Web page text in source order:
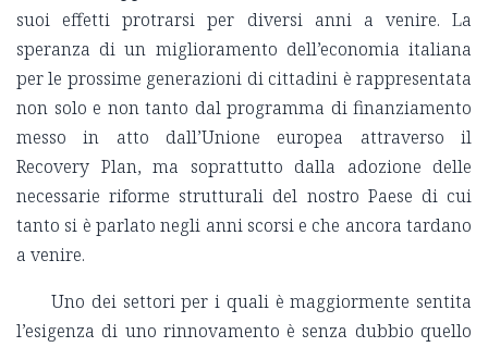
suoi effetti protrarsi per diversi anni a venire. La
speranza di un miglioramento dell’economia italiana
per le prossime generazioni di cittadini è rappresentata
non solo e non tanto dal programma di finanziamento
messo in atto dall’Unione europea attraverso il
Recovery Plan, ma soprattutto dalla adozione delle
necessarie riforme strutturali del nostro Paese di cui
tanto si è parlato negli anni scorsi e che ancora tardano
a venire.
Uno dei settori per i quali è maggiormente sentita
l’esigenza di uno rinnovamento è senza dubbio quello